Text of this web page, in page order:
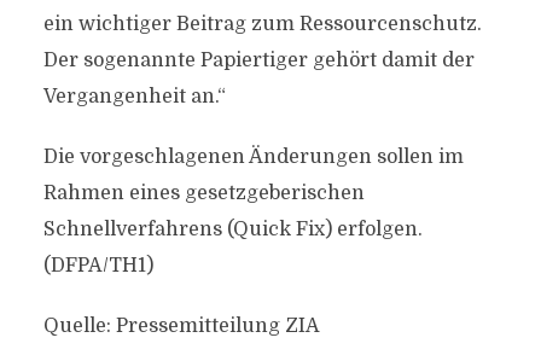
ein wichtiger Beitrag zum Ressourcenschutz.
Der sogenannte Papiertiger gehört damit der
Vergangenheit an.“
Die vorgeschlagenen Änderungen sollen im
Rahmen eines gesetzgeberischen
Schnellverfahrens (Quick Fix) erfolgen.
(DFPA/TH1)
Quelle: Pressemitteilung ZIA